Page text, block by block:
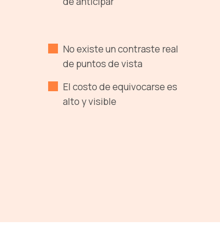
No existe un contraste real
de puntos de vista
El costo de equivocarse es
alto y visible